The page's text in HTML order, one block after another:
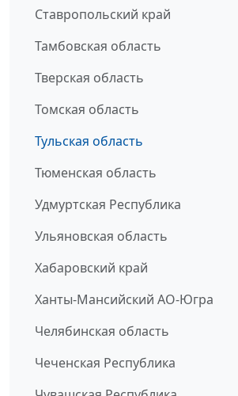
Ставропольский край
Тамбовская область
Тверская область
Томская область
Тульская область
Тюменская область
Удмуртская Республика
Ульяновская область
Хабаровский край
Ханты-Мансийский АО-Югра
Челябинская область
Чеченская Республика